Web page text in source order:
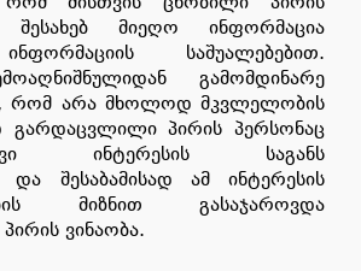
შესახებ მიეღო ინფორმაცია
საშუალებებით.
გამომდინარე
რომ არა მხოლოდ მკვლელობის
გარდაცვლილი პირის პერსონაც
ინტერესის საგანს
და შესაბამისად ამ ინტერესის
მიზნით გასაჯაროვდა
ვინაობა.